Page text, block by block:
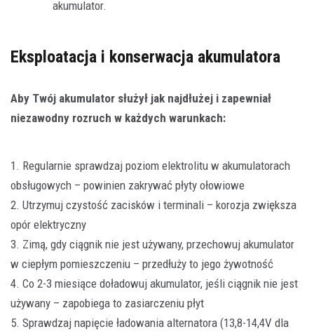
akumulator.
Eksploatacja i konserwacja akumulatora
Aby Twój akumulator służył jak najdłużej i zapewniał
niezawodny rozruch w każdych warunkach:
1. Regularnie sprawdzaj poziom elektrolitu w akumulatorach
obsługowych – powinien zakrywać płyty ołowiowe
2. Utrzymuj czystość zacisków i terminali – korozja zwiększa
opór elektryczny
3. Zimą, gdy ciągnik nie jest używany, przechowuj akumulator
w ciepłym pomieszczeniu – przedłuży to jego żywotność
4. Co 2-3 miesiące doładowuj akumulator, jeśli ciągnik nie jest
używany – zapobiega to zasiarczeniu płyt
5. Sprawdzaj napięcie ładowania alternatora (13,8-14,4V dla